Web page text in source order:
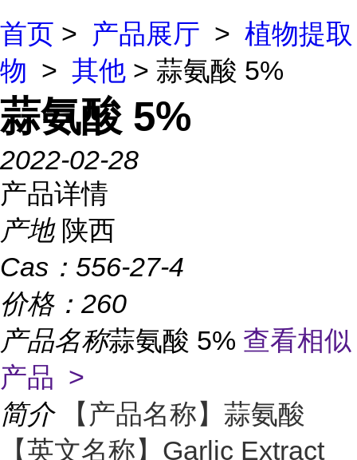
首页 > 产品展厅 > 植物提取
物 > 其他 > 蒜氨酸 5%
蒜氨酸 5%
2022-02-28
产品详情
产地 陕西
Cas： 556-27-4
价格： 260
产品名称蒜氨酸 5% 查看相似
产品 >
简介
【产品名称】蒜氨酸
【英文名称】Garlic Extract